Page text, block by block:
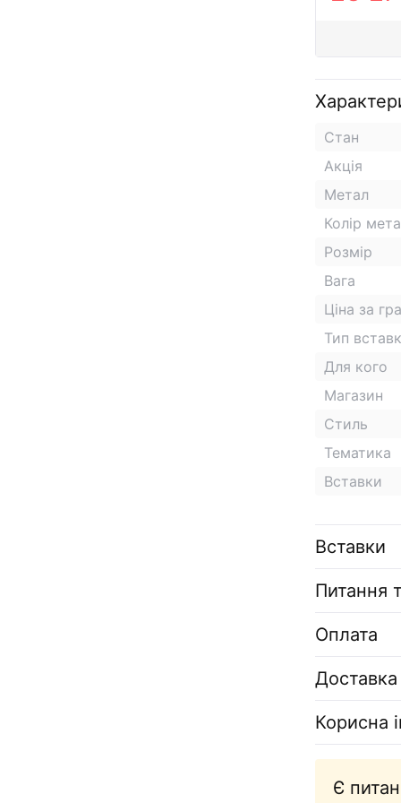
Стан
Акція
Метал
Колір
Розмір
Вага
Ціна за
Тип
Для кого
Магазин
Стиль
Тематика
Вставки
Вставки
Питання
Оплата
Доставка
Корисна
Є